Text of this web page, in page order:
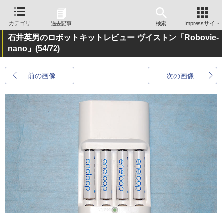
カテゴリ 過去記事 検索 Impressサイト
石井英男のロボットキットレビュー ヴイストン「Robovie-
nano」 (54/72)
前の画像 次の画像